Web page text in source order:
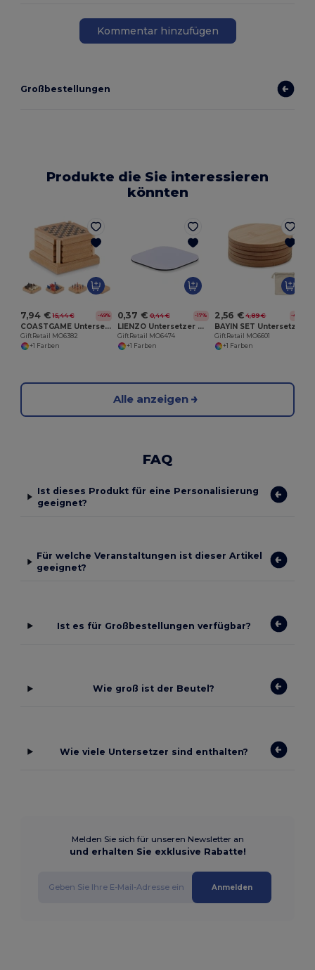
Kommentar hinzufügen
Großbestellungen
Produkte die Sie interessieren
könnten
7,94 € 15,44 € -49%
COASTGAME Untersetzer-Set mit Spielen
GiftRetail MO6382
+1 Farben
0,37 € 0,44 € -17%
LIENZO Untersetzer Subli
GiftRetail MO6474
+1 Farben
2,56 € 4,89 € -48%
GiftRetail MO6601
+1 Farben
Alle anzeigen
FAQ
Ist dieses Produkt für eine Personalisierung
geeignet?
Für welche Veranstaltungen ist dieser Artikel
geeignet?
Ist es für Großbestellungen verfügbar?
Wie groß ist der Beutel?
Wie viele Untersetzer sind enthalten?
Melden Sie sich für unseren Newsletter an
und erhalten Sie exklusive Rabatte!
Anmelden